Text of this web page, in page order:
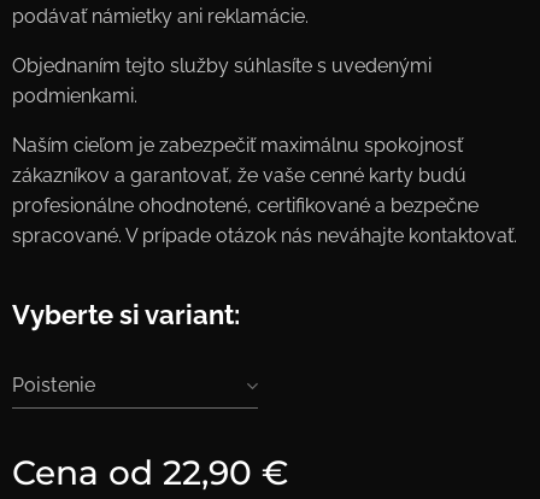
podávať námietky ani reklamácie.
Objednaním tejto služby súhlasíte s uvedenými
podmienkami.
Naším cieľom je zabezpečiť maximálnu spokojnosť
zákazníkov a garantovať, že vaše cenné karty budú
profesionálne ohodnotené, certifikované a bezpečne
spracované. V prípade otázok nás neváhajte kontaktovať.
Vyberte si variant:
Poistenie
Cena od 22,90 €